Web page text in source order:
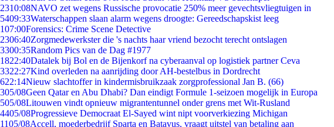
2310:08NAVO zet wegens Russische provocatie 250% meer gevechtsvliegtuigen in
5409:33Waterschappen slaan alarm wegens droogte: Gereedschapskist leeg
107:00Forensics: Crime Scene Detective
2306:40Zorgmedewerkster die 's nachts haar vriend bezocht terecht ontslagen
3300:35Random Pics van de Dag #1977
1822:40Datalek bij Bol en de Bijenkorf na cyberaanval op logistiek partner Ceva
3322:27Kind overleden na aanrijding door AH-bestelbus in Dordrecht
622:14Nieuw slachtoffer in kindermisbruikzaak zorgprofessional Jan B. (66)
305/08Geen Qatar en Abu Dhabi? Dan eindigt Formule 1-seizoen mogelijk in Europa
505/08Litouwen vindt opnieuw migrantentunnel onder grens met Wit-Rusland
4405/08Progressieve Democraat El-Sayed wint nipt voorverkiezing Michigan
1105/08Accell, moederbedrijf Sparta en Batavus, vraagt uitstel van betaling aan